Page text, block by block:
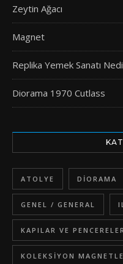
Zeytin Ağacı
Magnet
Replika Yemek Sanatı
Diorama 1970 Cutlass
ATOLYE DIORAMA
GENEL / GENERAL
KAPILAR VE
KOLEKSIYON